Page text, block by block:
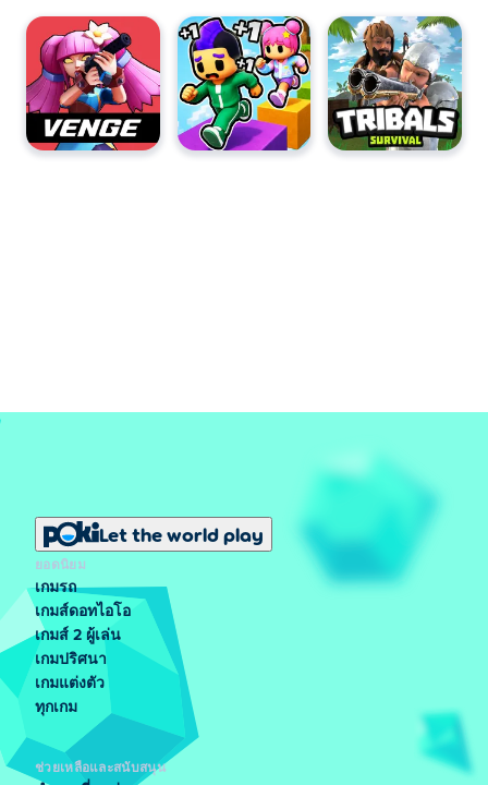
บนมือถือ คุณสามารถเล่นได้เพียงแค่ลากและเลื่อน
เพื่อเล่นเกม
ฉันสามารถปรับแต่งตัวละครของฉันใน Burger
Bounty ได้หรือไม่?
ฉันจะรับผู้ช่วยเหลือเพิ่มเติมได้อย่างไร
ผู้ช่วยเหลือสามารถปลดล็อคได้ด้วยเงินที่มากขึ้น เมื่อคุณ
ปลดล็อคโต๊ะมากขึ้น เกมจะให้คุณปลดล็อคผู้ช่วยเหลือได้
มากขึ้น!
ใครเป็นคนสร้าง Burger Bounty?
Burger Bounty สร้างโดย ONRUSH Studio เล่นเกมอื่นของ
พวกเขาบน Poki (โปกิ):
ฉันจะเล่น Burger Bounty ฟรีได้อย่างไร
คุณสามารถเล่น Burger Bounty ได้ฟรีที่ Poki
ฉันสามารถเล่น Burger Bounty บนอุปกรณ์เคลื่อน
Let the world play
ยอดนิยม
เกมรถ
เกมส์ดอทไอโอ
เกมส์ 2 ผู้เล่น
เกมปริศนา
เกมแต่งตัว
ทุกเกม
ช่วยเหลือและสนับสนุน